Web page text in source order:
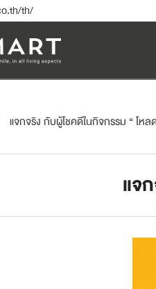
th/
แจกจริง กับผู้โชคดีในกิจกรรม “ โ
แจ